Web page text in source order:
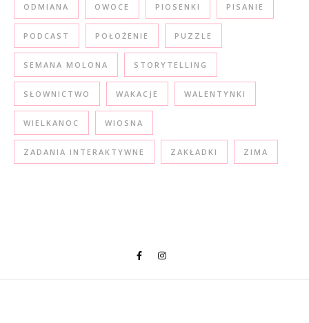
ODMIANA OWOCE PIOSENKI PISANIE
PODCAST POŁOŻENIE PUZZLE
SEMANA MOLONA STORYTELLING
SŁOWNICTWO WAKACJE WALENTYNKI
WIELKANOC WIOSNA
ZADANIA INTERAKTYWNE ZAKŁADKI ZIMA